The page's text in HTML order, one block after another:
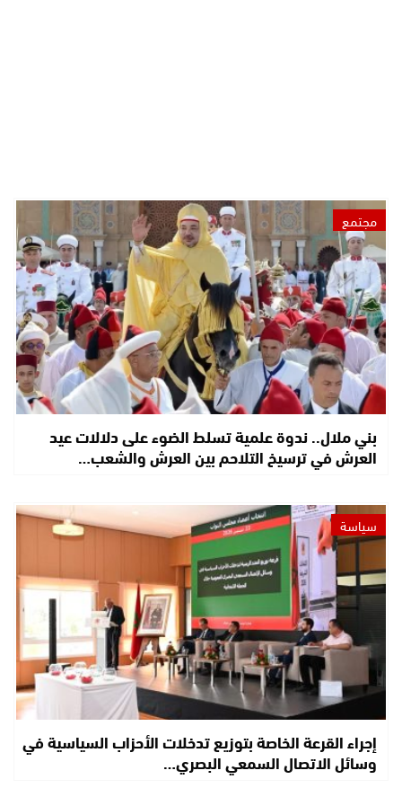
مجتمع
بني ملال.. ندوة علمية تسلط الضوء على دلالات عيد
العرش في ترسيخ التلاحم بين العرش والشعب…
سياسة
إجراء القرعة الخاصة بتوزيع تدخلات الأحزاب السياسية في
وسائل الاتصال السمعي البصري…